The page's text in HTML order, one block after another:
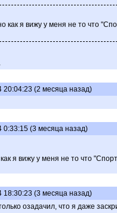
я вижу у меня не то что
.
20:04:23 (2 месяца назад)
0:33:15 (3 месяца назад)
я вижу у меня не то что
18:30:23 (3 месяца назад)
озадачил, что я даже